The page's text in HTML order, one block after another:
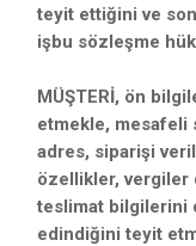
teyit ettiğini ve
işbu sözleşme
MÜŞTERİ, ön
etmekle, mesafeli
adres, siparişi
özellikler, vergiler
teslimat bilgilerini
edindiğini teyit